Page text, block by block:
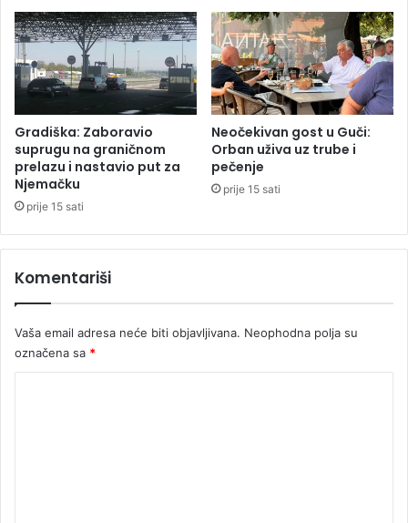
n
l
a
j
t
v
o
r
a
Gradiška: Zaboravio
suprugu na graničnom
prelazu i nastavio put za
Njemačku
prije 15 sati
Neočekivan gost u Guči:
Orban uživa uz trube i
pečenje
prije 15 sati
Komentariši
Vaša email adresa neće biti objavljivana. Neophodna polja su
označena sa *